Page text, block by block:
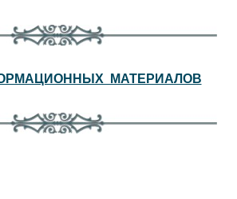
МАТЕРИАЛОВ